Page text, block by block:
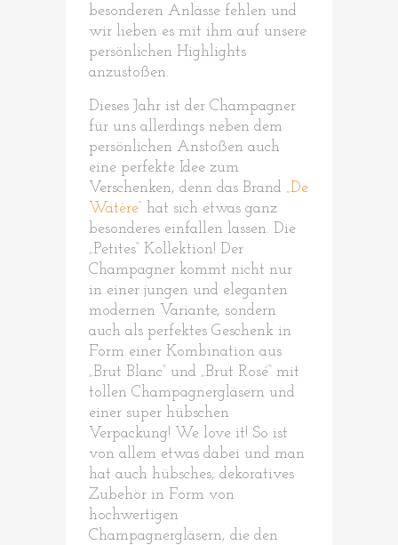
besonderen Anlässe fehlen und
wir lieben es mit ihm auf unsere
persönlichen Highlights
anzustoßen.
Dieses Jahr ist der Champagner
für uns allerdings neben dem
persönlichen Anstoßen auch
eine perfekte Idee zum
Verschenken, denn das Brand „De
Watère“ hat sich etwas ganz
besonderes einfallen lassen. Die
„Petites“ Kollektion! Der
Champagner kommt nicht nur
in einer jungen und eleganten
modernen Variante, sondern
auch als perfektes Geschenk in
Form einer Kombination aus
„Brut Blanc“ und „Brut Rosé“ mit
tollen Champagnergläsern und
einer super hübschen
Verpackung! We love it! So ist
von allem etwas dabei und man
hat auch hübsches, dekoratives
Zubehör in Form von
hochwertigen
Champagnergläsern, die den